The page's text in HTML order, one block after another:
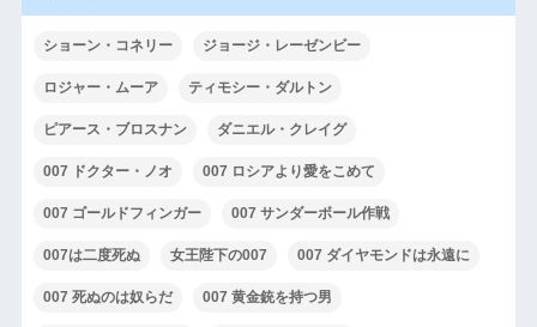
ショーン・コネリー ジョージ・レーゼンビー
ロジャー・ムーア ティモシー・ダルトン
ピアース・ブロスナン ダニエル・クレイグ
007 ドクター・ノオ 007 ロシアより愛をこめて
007 ゴールドフィンガー 007 サンダーボール作戦
007は二度死ぬ 女王陛下の007 007 ダイヤモンドは永遠に
007 死ぬのは奴らだ 007 黄金銃を持つ男